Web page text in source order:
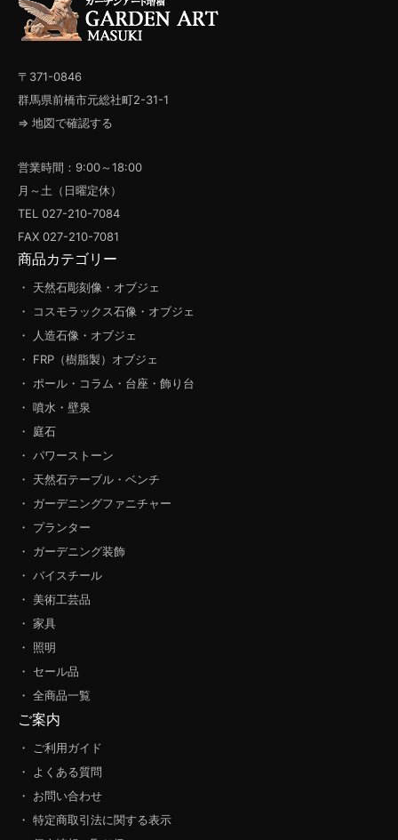
〒371-0846
群馬県前橋市元総社町2-31-1
⇒ 地図で確認する
営業時間：9:00～18:00
月～土（日曜定休）
TEL 027-210-7084
FAX 027-210-7081
商品カテゴリー
・ 天然石彫刻像・オブジェ
・ コスモラックス石像・オブジェ
・ 人造石像・オブジェ
・ FRP（樹脂製）オブジェ
・ ポール・コラム・台座・飾り台
・ 噴水・壁泉
・ 庭石
・ パワーストーン
・ 天然石テーブル・ベンチ
・ ガーデニングファニチャー
・ プランター
・ ガーデニング装飾
・ バイスチール
・ 美術工芸品
・ 家具
・ 照明
・ セール品
・ 全商品一覧
ご案内
・ ご利用ガイド
・ よくある質問
・ お問い合わせ
・ 特定商取引法に関する表示